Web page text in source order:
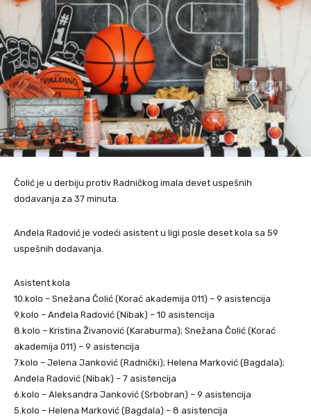
Čolić je u derbiju protiv Radničkog imala devet uspešnih
dodavanja za 37 minuta.
Anđela Radović je vodeći asistent u ligi posle deset kola sa 59
uspešnih dodavanja.
Asistent kola
10.kolo – Snežana Čolić (Korać akademija 011) – 9 asistencija
9.kolo – Anđela Radović (Nibak) – 10 asistencija
8.kolo – Kristina Živanović (Karaburma); Snežana Čolić (Korać
akademija 011) – 9 asistencija
7.kolo – Jelena Janković (Radnički); Helena Marković (Bagdala);
Anđela Radović (Nibak) – 7 asistencija
6.kolo – Aleksandra Janković (Srbobran) – 9 asistencija
5.kolo – Helena Marković (Bagdala) – 8 asistencija